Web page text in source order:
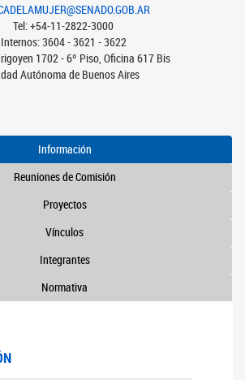
Tel: +54-11-2822-3000
Internos: 3604 - 3621 - 3622
1702 - 6º Piso, Oficina 617 Bis
Autónoma de Buenos Aires
Información
Reuniones de Comisión
Proyectos
Vínculos
Integrantes
Normativa